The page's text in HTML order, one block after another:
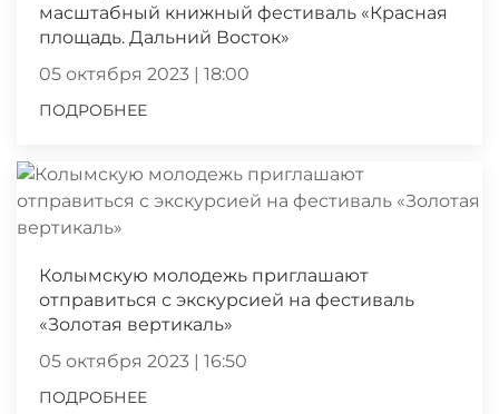
масштабный книжный фестиваль «Красная
площадь. Дальний Восток»
05 октября 2023 | 18:00
ПОДРОБНЕЕ
Колымскую молодежь приглашают
отправиться с экскурсией на фестиваль
«Золотая вертикаль»
05 октября 2023 | 16:50
ПОДРОБНЕЕ